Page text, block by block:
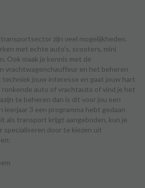
zijn veel mogelijkheden.
met echte auto’s, scooters, mini
Ook maak je kennis met de
vrachtwagenchauffeur en het beheren
techniek jouw interesse en gaat jouw hart
ronkende auto of vrachtauto of vind je het
te beheren dan is dit voor jou een
leerjaar 3 een programma hebt gedaan
als transport krijgt aangeboden, kun je
specialiseren door te kiezen uit